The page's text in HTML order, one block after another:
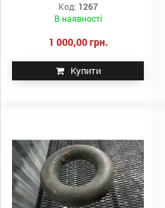
Код: 1267
В наявності
1 000,00 грн.
Купити